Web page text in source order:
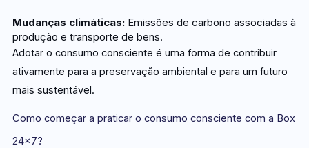
Mudanças climáticas:Emissões de carbono associadas à
produção e transporte de bens.
Adotar o consumo consciente é uma forma de contribuir
ativamente para a preservação ambiental e para um futuro
mais sustentável.
Como começar a praticar o consumo consciente com a Box
24×7?